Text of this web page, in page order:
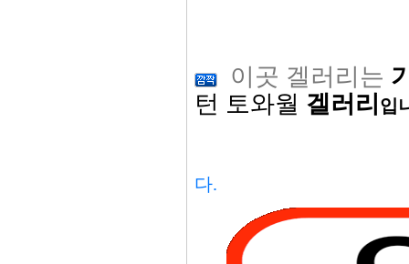
이곳 겔러리는
턴 토와월 겔러리 입
다.